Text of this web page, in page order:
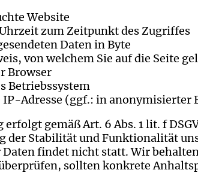
Website
zum Zeitpunkt des Zugriffes
Daten in Byte
von welchem Sie auf die Seite
Browser
Betriebssystem
IP-Adresse (ggf.: in anonymisierter
gemäß Art. 6 Abs. 1 lit. f
der Stabilität und Funktionalität
Daten findet nicht statt. Wir
sollten konkrete